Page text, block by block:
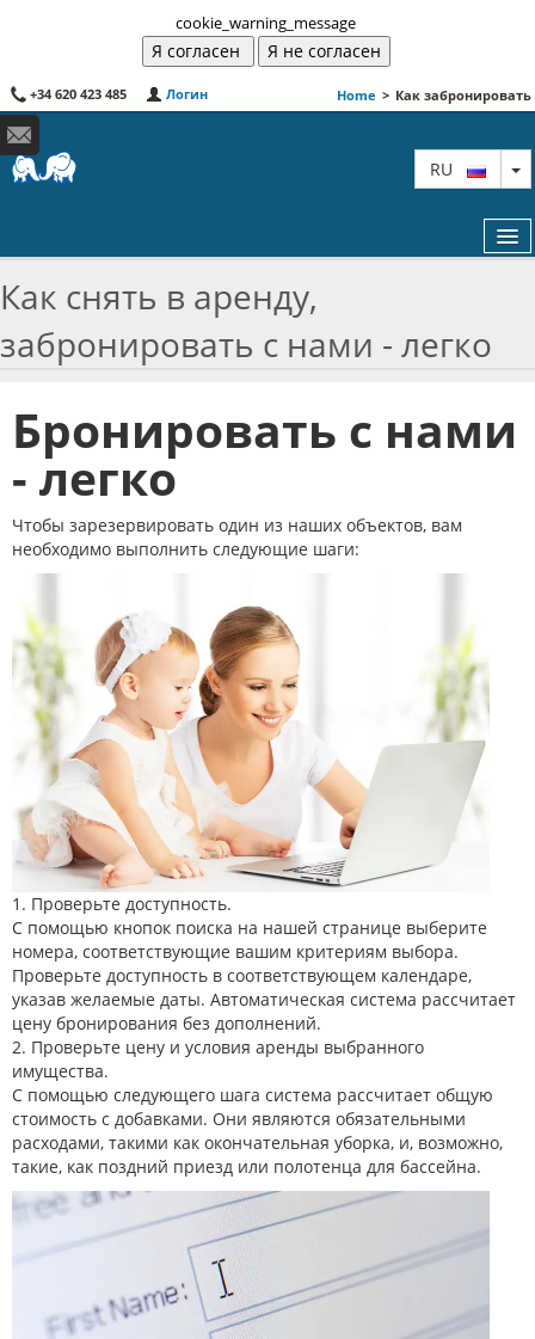
cookie_warning_message
+34 620 423 485 Логин Home > Как забронировать
RU
КАК ЗАБРОНИРОВАТЬ
КАРТА
VITAL SENIOR
Как cнять в аренду,
забронировать с нами - легко
Бронировать с нами
- легко
Чтобы зарезервировать один из наших объектов, вам
необходимо выполнить следующие шаги:
1. Проверьте доступность.
С помощью кнопок поиска на нашей странице выберите
номера, соответствующие вашим критериям выбора.
Проверьте доступность в соответствующем календаре,
указав желаемые даты. Автоматическая система рассчитает
цену бронирования без дополнений.
2. Проверьте цену и условия аренды выбранного
имущества.
С помощью следующего шага система рассчитает общую
стоимость с добавками. Они являются обязательными
расходами, такими как окончательная уборка, и, возможно,
такие, как поздний приезд или полотенца для бассейна.